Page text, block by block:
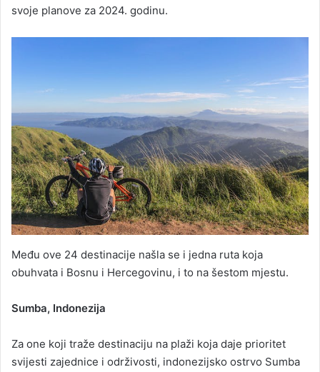
svoje planove za 2024. godinu.
Među ove 24 destinacije našla se i jedna ruta koja
obuhvata i Bosnu i Hercegovinu, i to na šestom mjestu.
Sumba, Indonezija
Za one koji traže destinaciju na plaži koja daje prioritet
svijesti zajednice i održivosti, indonezijsko ostrvo Sumba